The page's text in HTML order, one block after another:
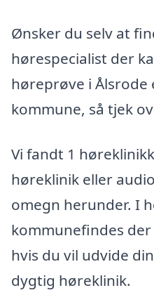
Ønsker du selv at
hørespecialist der
høreprøve i
kommune, så tjek
Vi fandt 1
høreklinik eller
omegn herunder. I
kommunefindes
hvis du vil udvide
dygtig høreklinik.